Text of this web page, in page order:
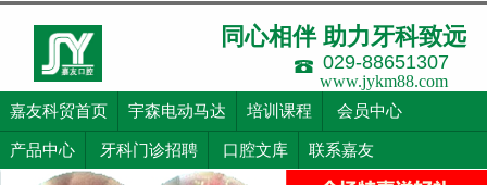
029-88651307
同心相伴 助力牙科致远
www.jykm88.com
嘉友科贸首页
宇森电动马达 培训课程 会员中心
产品中心 牙科门诊招聘 口腔文库 联系嘉友